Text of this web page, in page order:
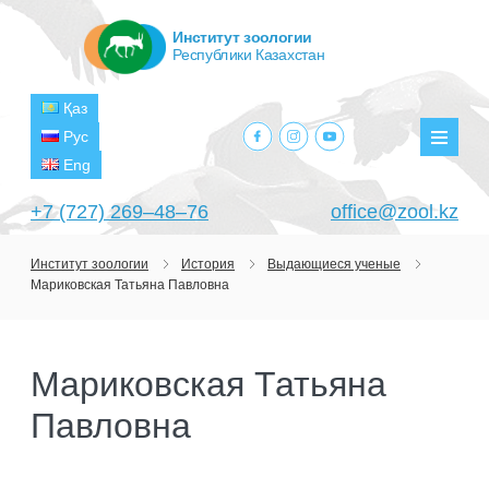
+7 (727) 269‒48‒76 office@zool.kz
Қаз
Рус
Eng
facebook.com
instagram.com
youtube.com
Институт зоологии
Республики Казахстан
ГЛАВНАЯ
ЦЕЛИ И ЗАДАЧИ
РУКОВОДСТВО
ПОДРАЗДЕЛЕНИЯ
ЛАБОРАТОРИИ
ПРОЕКТЫ
Институт зоологии История
Выдающиеся ученые
Мариковская Татьяна Павловна
Мариковская Татьяна
Павловна